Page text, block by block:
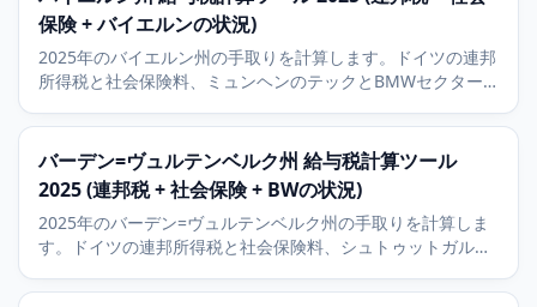
保険 + バイエルンの状況)
2025年のバイエルン州の手取りを計算します。ドイツの連邦
所得税と社会保険料、ミュンヘンのテックとBMWセクター
みます。
バーデン=ヴュルテンベルク州 給与税計算ツール
2025 (連邦税 + 社会保険 + BWの状況)
2025年のバーデン=ヴュルテンベルク州の手取りを計算しま
す。ドイツの連邦所得税と社会保険料、シュトゥットガル
の教会税を含みます。